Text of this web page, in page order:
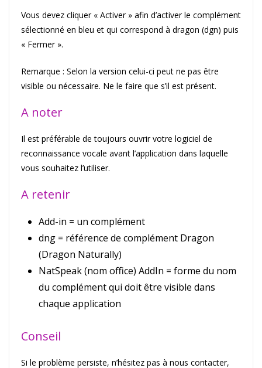
Vous devez cliquer « Activer » afin d’activer le complément
sélectionné en bleu et qui correspond à dragon (dgn) puis
« Fermer ».
Remarque : Selon la version celui-ci peut ne pas être
visible ou nécessaire. Ne le faire que s’il est présent.
A noter
Il est préférable de toujours ouvrir votre logiciel de
reconnaissance vocale avant l’application dans laquelle
vous souhaitez l’utiliser.
A retenir
Add-in = un complément
dng = référence de complément Dragon
(Dragon Naturally)
NatSpeak (nom office) AddIn = forme du nom
du complément qui doit être visible dans
chaque application
Conseil
Si le problème persiste, n’hésitez pas à nous contacter,